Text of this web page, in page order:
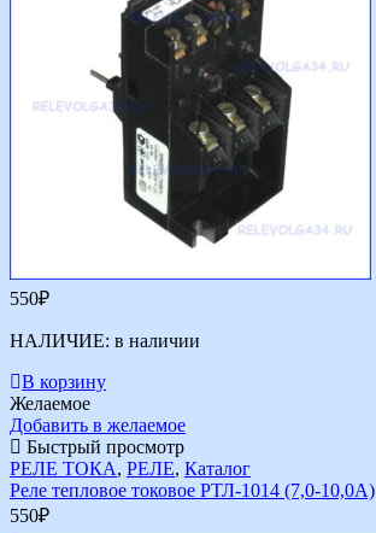
550₽
НАЛИЧИЕ: в наличии
В корзину
Желаемое
Добавить в желаемое
Быстрый просмотр
РЕЛЕ ТОКА, РЕЛЕ, Каталог
Реле тепловое токовое РТЛ-1014 (7,0-10,0А)
550₽